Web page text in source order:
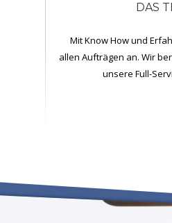
DAS
Mit Know How und
allen Aufträgen an. Wir
unsere Full-